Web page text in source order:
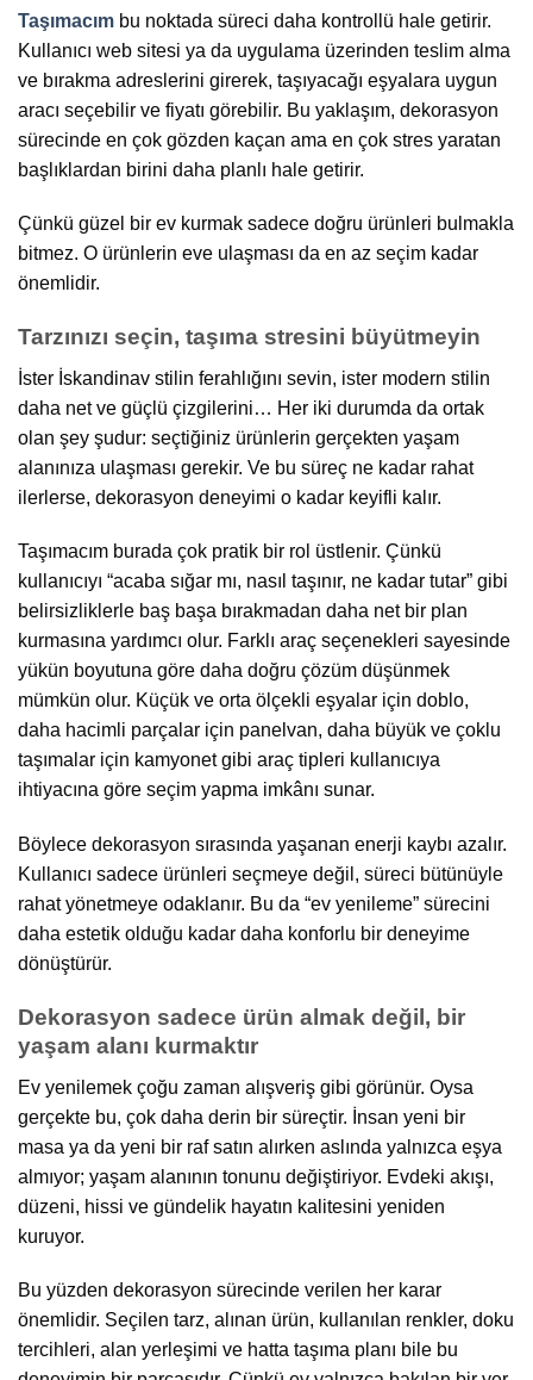
Taşımacım bu noktada süreci daha kontrollü hale getirir.
Kullanıcı web sitesi ya da uygulama üzerinden teslim alma
ve bırakma adreslerini girerek, taşıyacağı eşyalara uygun
aracı seçebilir ve fiyatı görebilir. Bu yaklaşım, dekorasyon
sürecinde en çok gözden kaçan ama en çok stres yaratan
başlıklardan birini daha planlı hale getirir.
Çünkü güzel bir ev kurmak sadece doğru ürünleri bulmakla
bitmez. O ürünlerin eve ulaşması da en az seçim kadar
önemlidir.
Tarzınızı seçin, taşıma stresini büyütmeyin
İster İskandinav stilin ferahlığını sevin, ister modern stilin
daha net ve güçlü çizgilerini… Her iki durumda da ortak
olan şey şudur: seçtiğiniz ürünlerin gerçekten yaşam
alanınıza ulaşması gerekir. Ve bu süreç ne kadar rahat
ilerlerse, dekorasyon deneyimi o kadar keyifli kalır.
Taşımacım burada çok pratik bir rol üstlenir. Çünkü
kullanıcıyı “acaba sığar mı, nasıl taşınır, ne kadar tutar” gibi
belirsizliklerle baş başa bırakmadan daha net bir plan
kurmasına yardımcı olur. Farklı araç seçenekleri sayesinde
yükün boyutuna göre daha doğru çözüm düşünmek
mümkün olur. Küçük ve orta ölçekli eşyalar için doblo,
daha hacimli parçalar için panelvan, daha büyük ve çoklu
taşımalar için kamyonet gibi araç tipleri kullanıcıya
ihtiyacına göre seçim yapma imkânı sunar.
Böylece dekorasyon sırasında yaşanan enerji kaybı azalır.
Kullanıcı sadece ürünleri seçmeye değil, süreci bütünüyle
rahat yönetmeye odaklanır. Bu da “ev yenileme” sürecini
daha estetik olduğu kadar daha konforlu bir deneyime
dönüştürür.
Dekorasyon sadece ürün almak değil, bir
yaşam alanı kurmaktır
Ev yenilemek çoğu zaman alışveriş gibi görünür. Oysa
gerçekte bu, çok daha derin bir süreçtir. İnsan yeni bir
masa ya da yeni bir raf satın alırken aslında yalnızca eşya
almıyor; yaşam alanının tonunu değiştiriyor. Evdeki akışı,
düzeni, hissi ve gündelik hayatın kalitesini yeniden
kuruyor.
Bu yüzden dekorasyon sürecinde verilen her karar
önemlidir. Seçilen tarz, alınan ürün, kullanılan renkler, doku
tercihleri, alan yerleşimi ve hatta taşıma planı bile bu